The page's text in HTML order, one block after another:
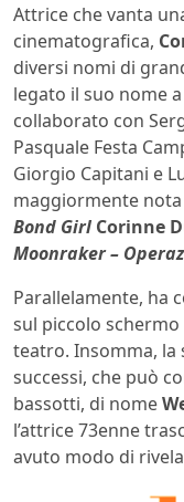
Attrice che vanta
cinematografica,
diversi nomi di
legato il suo nome
collaborato con
Pasquale Festa
Giorgio Capitani e
maggiormente
Bond Girl Corinne
Moonraker –
Parallelamente, ha
sul piccolo
teatro. Insomma, la
successi, che può
bassotti, di nome
l’attrice 73enne
avuto modo di